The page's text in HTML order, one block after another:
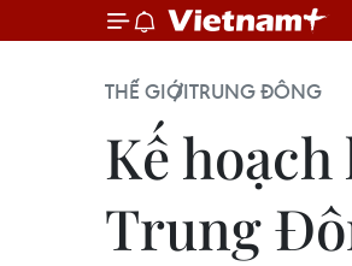
THẾ GIỚITRUNG ĐÔNG
Kế
Trung